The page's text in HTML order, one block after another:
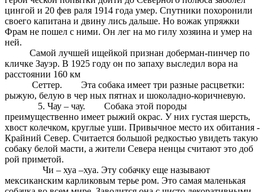
цингой и 20 фев раля 1914 года умер. Спутники похоронили
своего капитана и двину лись дальше. Но вожак упряжки
Фрам не пошел с ними. Он лег на мо гилу хозяина и умер на
ней.
Самой лучшей ищейкой признан доберман-пинчер по
кличке Зауэр. В 1925 году он по запаху выследил вора на
расстоянии 160 км
Сеттер. Эта собака имеет три разные расцветки:
рыжую, белую в чер ных пятнах и шоколадно-коричневую.
5. Чау – чау. Собака этой породы
преимущественно имеет рыжий окрас. У них густая шерсть,
хвост колечком, круглые уши. Привычное место их обитания -
Крайний Север. Считается большой редкостью увидеть такую
собаку белой масти, а жители Севера ненцы считают это доб
рой приметой.
Чи – хуа –хуа. Эту собачку еще называют
мексиканским карликовым терье ром. Это самая маленькая